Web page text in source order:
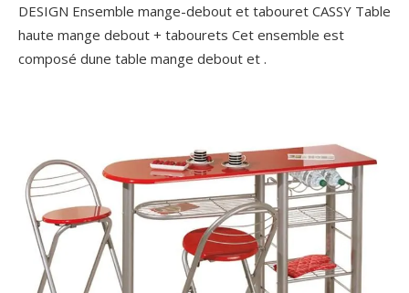
DESIGN Ensemble mange-debout et tabouret CASSY Table
haute mange debout + tabourets Cet ensemble est
composé dune table mange debout et .